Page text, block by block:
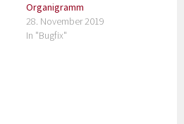
Organigramm
28. November 2019
In "Bugfix"